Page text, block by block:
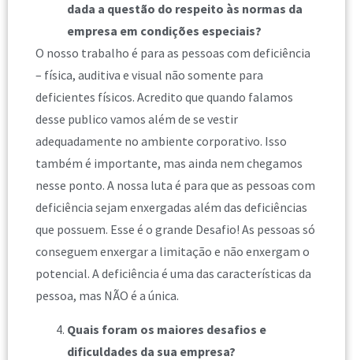
dada a questão do respeito às normas da
empresa em condições especiais?
O nosso trabalho é para as pessoas com deficiência
– física, auditiva e visual não somente para
deficientes físicos. Acredito que quando falamos
desse publico vamos além de se vestir
adequadamente no ambiente corporativo. Isso
também é importante, mas ainda nem chegamos
nesse ponto. A nossa luta é para que as pessoas com
deficiência sejam enxergadas além das deficiências
que possuem. Esse é o grande Desafio! As pessoas só
conseguem enxergar a limitação e não enxergam o
potencial. A deficiência é uma das características da
pessoa, mas NÃO é a única.
Quais foram os maiores desafios e
dificuldades da sua empresa?